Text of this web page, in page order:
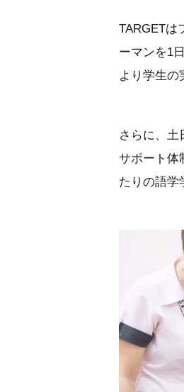
TARGETは
ーマンを1
より学生の
さらに、土
サポート体
たりの語学